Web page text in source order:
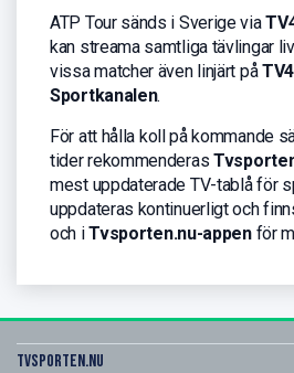
ATP Tour sänds i Sverige via
kan streama samtliga tävlingar
vissa matcher även linjärt på
Sportkanalen.
För att hålla koll på kommande
tider rekommenderas
mest uppdaterade TV-tablå för
uppdateras kontinuerligt och
och iTvsporten.nu-appenför
Tvsporten.nu